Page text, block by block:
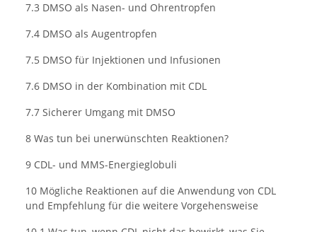
7.3 DMSO als Nasen- und Ohrentropfen
7.4 DMSO als Augentropfen
7.5 DMSO für Injektionen und Infusionen
7.6 DMSO in der Kombination mit CDL
7.7 Sicherer Umgang mit DMSO
8 Was tun bei unerwünschten Reaktionen?
9 CDL- und MMS-Energieglobuli
10 Mögliche Reaktionen auf die Anwendung von CDL
und Empfehlung für die weitere Vorgehensweise